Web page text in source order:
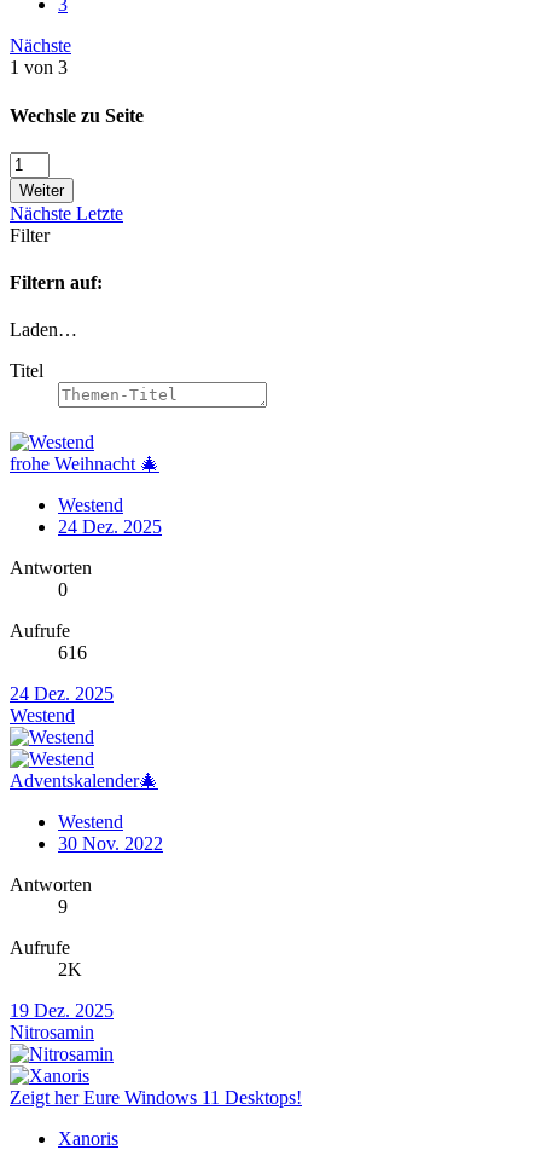
3
Nächste
1 von 3
Wechsle zu Seite
Weiter
Nächste Letzte
Filter
Filtern auf:
Laden…
Titel
frohe Weihnacht 🎄
Westend
24 Dez. 2025
Antworten
0
Aufrufe
616
24 Dez. 2025
Westend
Adventskalender🎄
Westend
30 Nov. 2022
Antworten
9
Aufrufe
2K
19 Dez. 2025
Nitrosamin
Zeigt her Eure Windows 11 Desktops!
Xanoris